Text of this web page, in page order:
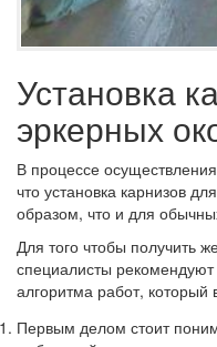
Установка
эркерных
В процессе
что установка карнизов
образом, что и для
Для того чтобы получить
специалисты
алгоритма работ,
Первым делом стоит